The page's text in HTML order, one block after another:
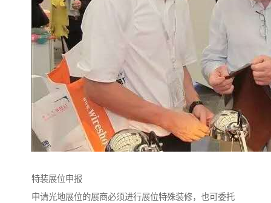
特装展位申报
申请光地展位的展商必须进行展位特殊装修，也可委托